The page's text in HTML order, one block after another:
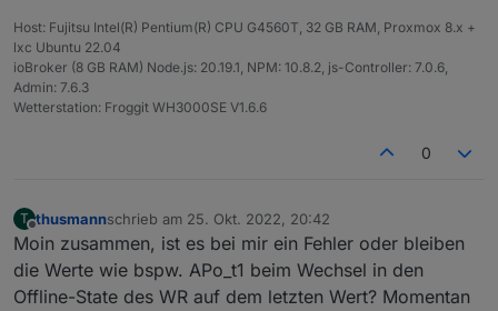
Host: Fujitsu Intel(R) Pentium(R) CPU G4560T, 32 GB RAM, Proxmox 8.x +
lxc Ubuntu 22.04
ioBroker (8 GB RAM) Node.js: 20.19.1, NPM: 10.8.2, js-Controller: 7.0.6,
Admin: 7.6.3
Wetterstation: Froggit WH3000SE V1.6.6
0
T
Offline
thusmannschrieb am 25. Okt. 2022, 20:42
zuletzt editiert von
Moin zusammen, ist es bei mir ein Fehler oder bleiben
die Werte wie bspw. APo_t1 beim Wechsel in den
Offline-State des WR auf dem letzten Wert? Momentan